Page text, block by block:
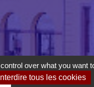
over what you want
tous les cookies